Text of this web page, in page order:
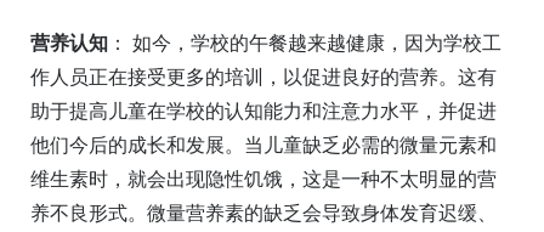
营养认知 ： 如今，学校的午餐越来越健康，因为学校工
作人员正在接受更多的培训，以促进良好的营养。这有
助于提高儿童在学校的认知能力和注意力水平，并促进
他们今后的成长和发展。当儿童缺乏必需的微量元素和
维生素时，就会出现隐性饥饿，这是一种不太明显的营
养不良形式。微量营养素的缺乏会导致身体发育迟缓、